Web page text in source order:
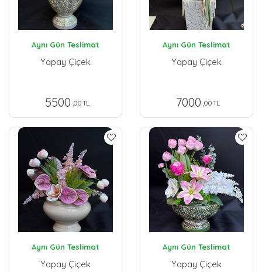
Aynı Gün Teslimat
Yapay Çiçek
5500 ,00 TL
Aynı Gün Teslimat
Yapay Çiçek
7000 ,00 TL
Aynı Gün Teslimat
Yapay Çiçek
Aynı Gün Teslimat
Yapay Çiçek